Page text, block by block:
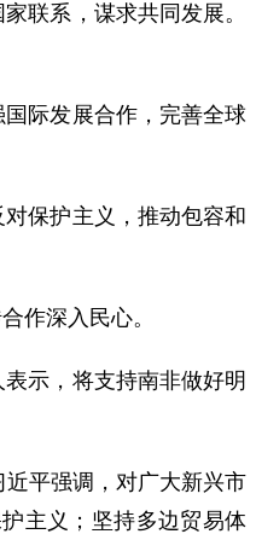
联系，谋求共同发展。
际发展合作，完善全球
保护主义，推动包容和
作深入民心。
示，将支持南非做好明
平强调，对广大新兴市
主义；坚持多边贸易体